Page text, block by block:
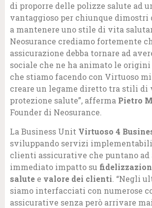
di proporre delle polizze salute ad
vantaggioso per chiunque dimostri
a mantenere uno stile di vita
Neosurance crediamo fortemente
assicurazione debba tornare ad
sociale che ne ha animato le
che stiamo facendo con Virtuoso
creare un legame diretto tra stili di
protezione salute”, afferma Pietro
Founder di Neosurance.
La Business Unit Virtuoso 4
sviluppando servizi
clienti assicurative che puntano ad
immediato impatto su
salute e valore dei clienti. “Negli
siamo interfacciati con numerose
assicurative senza però arrivare